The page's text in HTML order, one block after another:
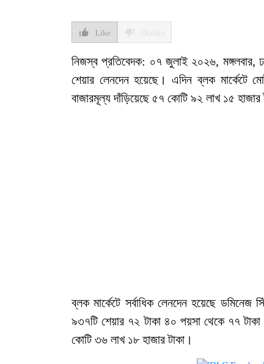
Like
নিজস্ব প্রতিবেদক: ০৭ জুলাই ২০২৬, মঙ্গলবার,
শেয়ার লেনদেন হয়েছে। এদিন ব্লক মার্কেটে
বাজারমূল্য দাঁড়িয়েছে ৫৭ কোটি ৯২ লাখ ১৫
ব্লক মার্কেটে সর্বাধিক লেনদেন হয়েছে ডমিনেজ
৯৩৭টি শেয়ার ৭২ টাকা ৪০ পয়সা থেকে ৭৭ টাকা
কোটি ৩৬ লাখ ১৮ হাজার টাকা।